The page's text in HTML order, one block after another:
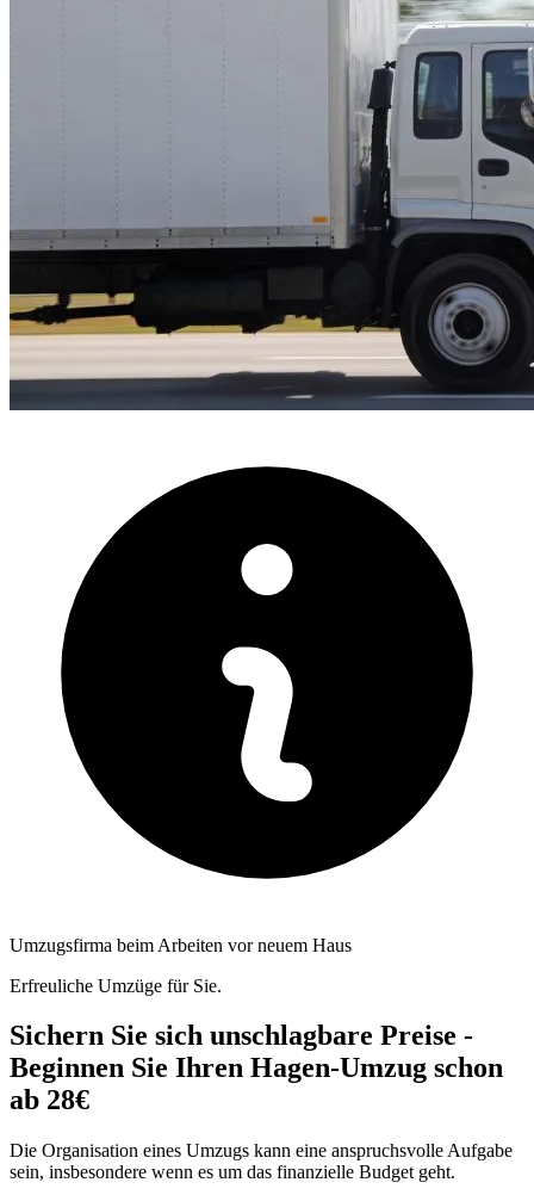
Umzugsfirma beim Arbeiten vor neuem Haus
Erfreuliche Umzüge für Sie.
Sichern Sie sich unschlagbare Preise -
Beginnen Sie Ihren Hagen-Umzug schon
ab 28€
Die Organisation eines Umzugs kann eine anspruchsvolle Aufgabe
sein, insbesondere wenn es um das finanzielle Budget geht.